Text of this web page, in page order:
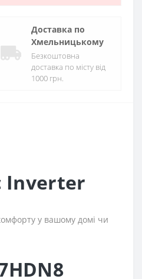
Доставка по
Хмельницькому
Безкоштовна
доставка по місту від
1000 грн.
Inverter
у вашому домі чи